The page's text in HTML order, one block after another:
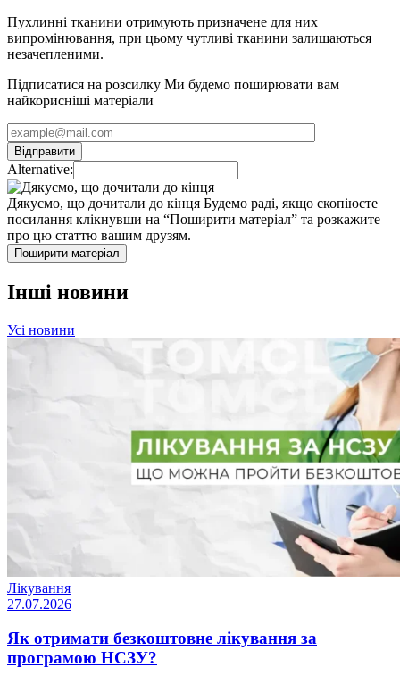
Пухлинні тканини отримують призначене для них
випромінювання, при цьому чутливі тканини залишаються
незачепленими.
Підписатися на розсилку Ми будемо поширювати вам
найкорисніші матеріали
Alternative:
Дякуємо, що дочитали до кінця Будемо раді, якщо скопіюєте
посилання клікнувши на “Поширити матеріал” та розкажите
про цю статтю вашим друзям.
Поширити матеріал
Інші новини
Усі новини
Лікування
27.07.2026
Як отримати безкоштовне лікування за
програмою НСЗУ?